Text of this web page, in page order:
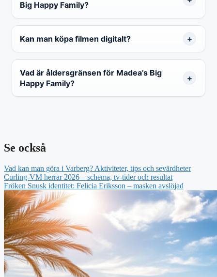
Big Happy Family?
Kan man köpa filmen digitalt?
Vad är åldersgränsen för Madea’s Big
Happy Family?
Se också
Vad kan man göra i Varberg? Aktiviteter, tips och sevärdheter
Curling-VM herrar 2026 – schema, tv-tider och resultat
Fröken Snusk identitet: Felicia Eriksson – masken avslöjad